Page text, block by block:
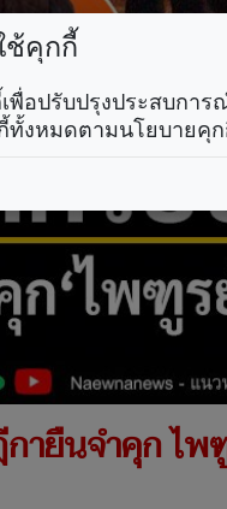
ายืนจำคุก ไ
ช้คุกกี้
พื่อปรับปรุงประสบกา
งหมดตามนโยบายคุก